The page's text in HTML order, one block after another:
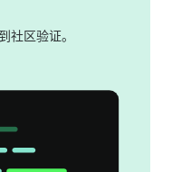
社区验证。